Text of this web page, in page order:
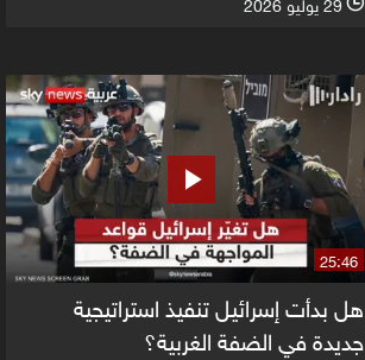
25:46
هل بدأت إسرائيل تنفيذ استراتيجية
جديدة في الضفة الغربية؟